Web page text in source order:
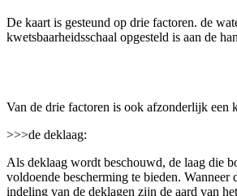
De kaart is gesteund op drie factoren. de
kwetsbaarheidsschaal opgesteld is aan de
Van de drie factoren is ook afzonderlijk een
>>>de deklaag:
Als deklaag wordt beschouwd, de laag die
voldoende bescherming te bieden.
indeling van de deklagen zijn de aard van